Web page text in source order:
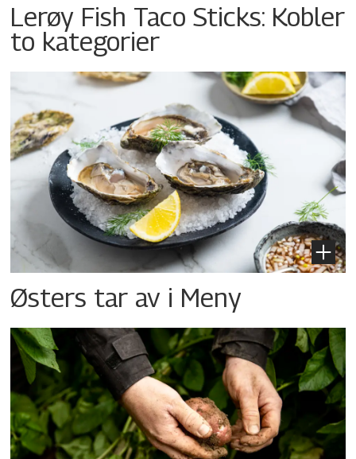
Lerøy Fish Taco Sticks: Kobler
to kategorier
Østers tar av i Meny